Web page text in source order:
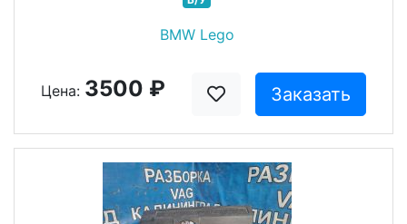
BMW Lego
Цена: 3500 ₽ Заказать